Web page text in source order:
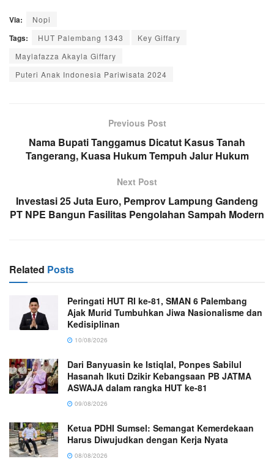
Via: Nopi
Tags: HUT Palembang 1343
Key Giffary
Maylafazza Akayla Giffary
Puteri Anak Indonesia Pariwisata 2024
Previous Post
Nama Bupati Tanggamus Dicatut Kasus Tanah
Tangerang, Kuasa Hukum Tempuh Jalur Hukum
Next Post
Investasi 25 Juta Euro, Pemprov Lampung Gandeng
PT NPE Bangun Fasilitas Pengolahan Sampah Modern
Related Posts
Peringati HUT RI ke-81, SMAN 6 Palembang
Ajak Murid Tumbuhkan Jiwa Nasionalisme dan
Kedisiplinan
10/08/2026
Dari Banyuasin ke Istiqlal, Ponpes Sabilul
Hasanah Ikuti Dzikir Kebangsaan PB JATMA
ASWAJA dalam rangka HUT ke-81
09/08/2026
Ketua PDHI Sumsel: Semangat Kemerdekaan
Harus Diwujudkan dengan Kerja Nyata
08/08/2026